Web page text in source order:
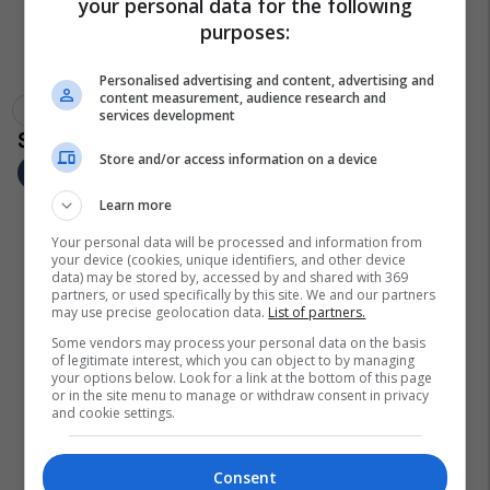
Rasti 'mitëmarrje' Zoran Zaev
purposes:
Personalised advertising and content, advertising and
content measurement, audience research and
services development
Store and/or access information on a device
Learn more
Your personal data will be processed and information from
your device (cookies, unique identifiers, and other device
data) may be stored by, accessed by and shared with 369
partners, or used specifically by this site. We and our partners
may use precise geolocation data. List of partners.
Some vendors may process your personal data on the basis
of legitimate interest, which you can object to by managing
your options below. Look for a link at the bottom of this page
or in the site menu to manage or withdraw consent in privacy
and cookie settings.
Consent